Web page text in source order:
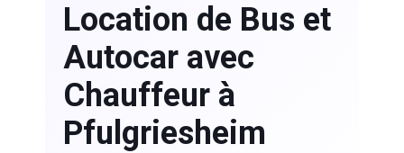
Location de Bus et
Autocar avec
Chauffeur à
Pfulgriesheim